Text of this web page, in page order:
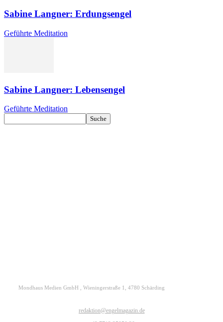
Sabine Langner: Erdungsengel
Geführte Meditation
Sabine Langner: Lebensengel
Geführte Meditation
Mondhaus Medien GmbH , Wieningerstraße 1, 4780 Schärding
redaktion@engelmagazin.de